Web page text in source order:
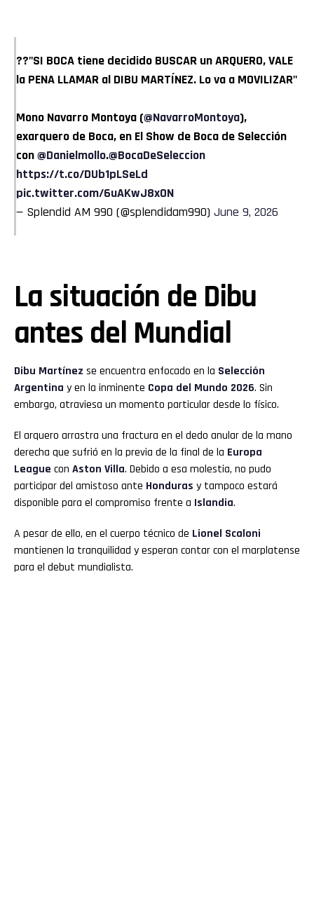
??"SI BOCA tiene decidido BUSCAR un ARQUERO, VALE
la PENA LLAMAR al DIBU MARTÍNEZ. Lo va a MOVILIZAR"
Mono Navarro Montoya (@NavarroMontoya),
exarquero de Boca, en El Show de Boca de Selección
con@Danielmollo.@BocaDeSeleccion
https://t.co/DUb1pLSeLd
pic.twitter.com/6uAKwJ8xON
— Splendid AM 990 (@splendidam990) June 9, 2026
La situación de Dibu
antes del Mundial
Dibu Martínez se encuentra enfocado en la Selección
Argentina y en la inminente Copa del Mundo 2026. Sin
embargo, atraviesa un momento particular desde lo físico.
El arquero arrastra una fractura en el dedo anular de la mano
derecha que sufrió en la previa de la final de la Europa
League con Aston Villa. Debido a esa molestia, no pudo
participar del amistoso ante Honduras y tampoco estará
disponible para el compromiso frente a Islandia.
A pesar de ello, en el cuerpo técnico de Lionel Scaloni
mantienen la tranquilidad y esperan contar con el marplatense
para el debut mundialista.